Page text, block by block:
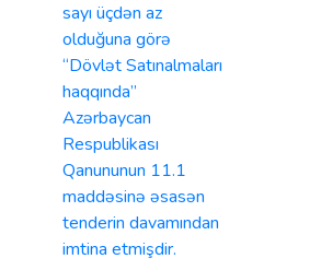
sayı üçdən az
olduğuna görə
“Dövlət Satınalmaları
haqqında”
Azərbaycan
Respublikası
Qanununun 11.1
maddəsinə əsasən
tenderin davamından
imtina etmişdir.